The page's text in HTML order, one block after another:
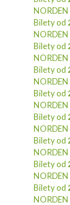
NORDEN
Bilety od
Bilety od
NORDEN
Bilety od
NORDEN
Bilety od
Bilety od
Bilety od
Bilety od
Bilety od